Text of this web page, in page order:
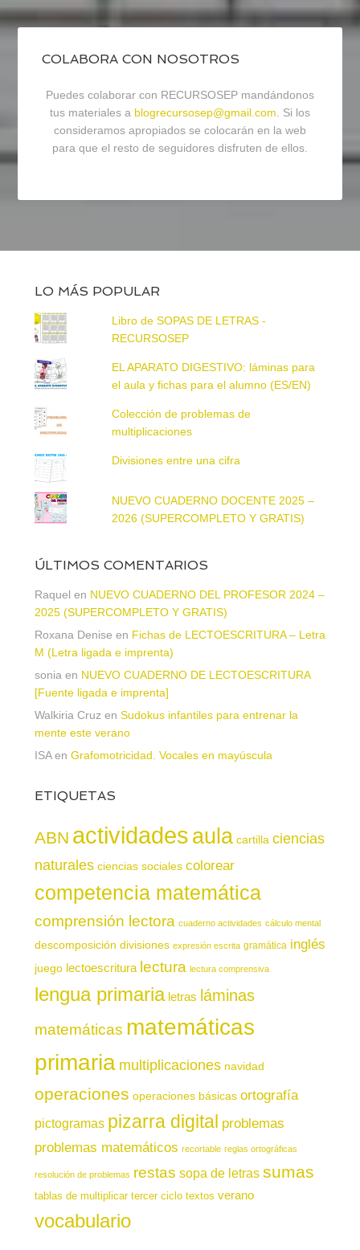
COLABORA CON NOSOTROS
Puedes colaborar con RECURSOSEP mandándonos
tus materiales a blogrecursosep@gmail.com. Si los
consideramos apropiados se colocarán en la web
para que el resto de seguidores disfruten de ellos.
LO MÁS POPULAR
Libro de SOPAS DE LETRAS -
RECURSOSEP
EL APARATO DIGESTIVO: láminas para
el aula y fichas para el alumno (ES/EN)
Colección de problemas de
multiplicaciones
Divisiones entre una cifra
NUEVO CUADERNO DOCENTE 2025 –
2026 (SUPERCOMPLETO Y GRATIS)
ÚLTIMOS COMENTARIOS
Raquel en NUEVO CUADERNO DEL PROFESOR 2024 –
2025 (SUPERCOMPLETO Y GRATIS)
Roxana Denise en Fichas de LECTOESCRITURA – Letra
M (Letra ligada e imprenta)
sonia en NUEVO CUADERNO DE LECTOESCRITURA
[Fuente ligada e imprenta]
Walkiria Cruz en Sudokus infantiles para entrenar la
mente este verano
ISAen Grafomotricidad. Vocales en mayúscula
ETIQUETAS
ABN actividadesaula cartilla ciencias
naturales ciencias sociales colorear
competencia matemática
comprensión lectora cuaderno actividades cálculo mental
descomposición divisiones expresión escrita gramática inglés
juego lectoescritura lectura lectura comprensiva
lengua primaria letras láminas
matemáticas matemáticas
primaria multiplicaciones navidad
operaciones operaciones básicas ortografía
pictogramas pizarra digital problemas
problemas matemáticos recortable reglas ortográficas
resolución de problemas restas sopa de letras sumas
tablas de multiplicar tercer ciclo textos verano
vocabulario